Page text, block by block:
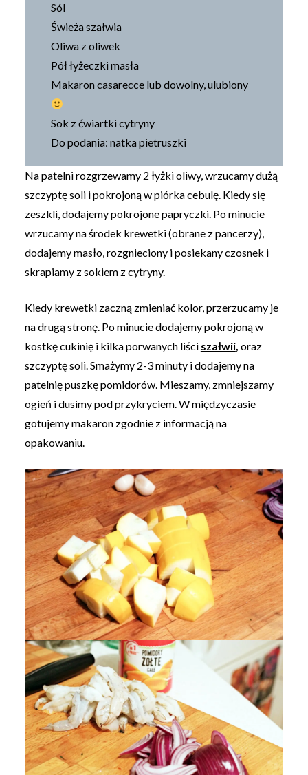
Sól
Świeża szałwia
Oliwa z oliwek
Pół łyżeczki masła
Makaron casarecce lub dowolny, ulubiony
Sok z ćwiartki cytryny
Do podania: natka pietruszki
Na patelni rozgrzewamy 2 łyżki oliwy, wrzucamy dużą
szczyptę soli i pokrojoną w piórka cebulę. Kiedy się
zeszkli, dodajemy pokrojone papryczki. Po minucie
wrzucamy na środek krewetki (obrane z pancerzy),
dodajemy masło, rozgnieciony i posiekany czosnek i
skrapiamy z sokiem z cytryny.
Kiedy krewetki zaczną zmieniać kolor, przerzucamy je
na drugą stronę. Po minucie dodajemy pokrojoną w
kostkę cukinię i kilka porwanych liści szałwii, oraz
szczyptę soli. Smażymy 2-3 minuty i dodajemy na
patelnię puszkę pomidorów. Mieszamy, zmniejszamy
ogień i dusimy pod przykryciem. W międzyczasie
gotujemy makaron zgodnie z informacją na
opakowaniu.